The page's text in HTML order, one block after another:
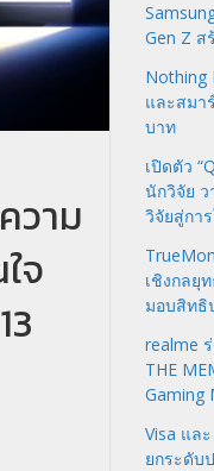
วาม
จ
Gen Z ส
Nothing
และสมา
บาท
เปิดตัว
นักวิจัย ว
วิจัยสู่กา
เชิงกลยุ
มอบสิทธิ
realme
THE
Gaming
Visa แล
ยกระดับ